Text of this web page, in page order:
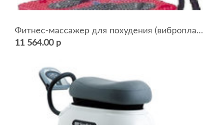
Фитнес-массажер для похудения (виброплатформа) CY-609
11 564.00 р